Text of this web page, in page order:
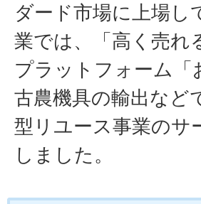
ダード市場に上場し
業では、「高く売れ
プラットフォーム「
古農機具の輸出など
型リユース事業のサ
しました。